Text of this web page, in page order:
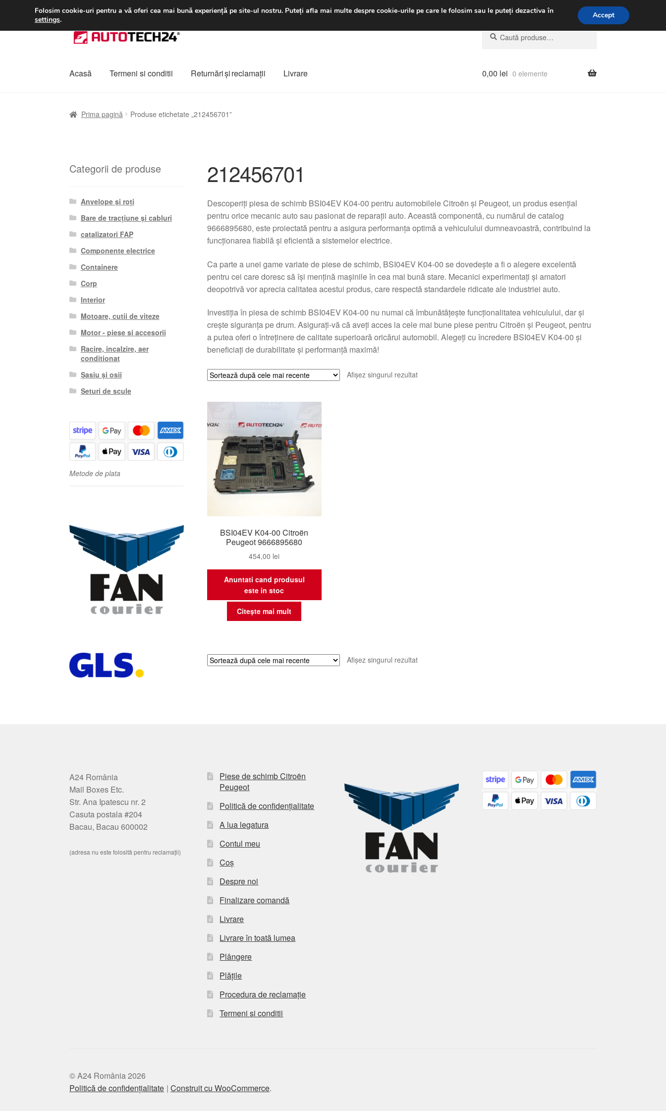
LIVRARE de la 33 lei luni-vineri 9 a.m. - 4 p.m.031 229 6816
Sari
la
Sari
la
Caută
după:
Caută
Acasă Termeni si conditii Returnări şi reclamații Livrare 0,00 lei 0 elemente
Prima pagină Produse etichetate „212456701”
212456701
Descoperiți piesa de schimb BSI04EV K04-00 pentru automobilele Citroën și Peugeot, un produs esențial
pentru orice mecanic auto sau pasionat de reparații auto. Această componentă, cu numărul de catalog
9666895680, este proiectată pentru a asigura performanța optimă a vehiculului dumneavoastră, contribuind la
funcționarea fiabilă și eficientă a sistemelor electrice.
Ca parte a unei game variate de piese de schimb, BSI04EV K04-00 se dovedește a fi o alegere excelentă
pentru cei care doresc să își mențină mașinile în cea mai bună stare. Mecanici experimentați și amatori
deopotrivă vor aprecia calitatea acestui produs, care respectă standardele ridicate ale industriei auto.
Investiția în piesa de schimb BSI04EV K04-00 nu numai că îmbunătățește funcționalitatea vehiculului, dar și
crește siguranța pe drum. Asigurați-vă că aveți acces la cele mai bune piese pentru Citroën și Peugeot, pentru
a putea oferi o întreținere de calitate superioară oricărui automobil. Alegeți cu încredere BSI04EV K04-00 și
beneficiați de durabilitate și performanță maximă!
Afișez singurul rezultat
BSI04EV K04-00 Citroën
Peugeot 9666895680
454,00 lei
Anuntati cand produsul
este in stoc
Citește mai mult
Afișez singurul rezultat
Categorii de produse
Anvelope și roți
Bare de tracțiune și cabluri
catalizatori FAP
Componente electrice
Containere
Corp
Interior
Motoare, cutii de viteze
Motor - piese si accesorii
Racire, incalzire, aer
conditionat
Șasiu și osii
Seturi de scule
Metode de plata
A24 România
Mail Boxes Etc.
Str. Ana Ipatescu nr. 2
Casuta postala #204
Bacau, Bacau 600002
(adresa nu este folosită pentru reclamații)
Piese de schimb Citroën
Peugeot
Politică de confidențialitate
A lua legatura
Contul meu
Coș
Despre noi
Finalizare comandă
Livrare
Livrare în toată lumea
Plângere
Plățile
Procedura de reclamație
Termeni si conditii
© A24 România 2026
Politică de confidențialitate Construit cu WooCommerce.
Folosim cookie-uri pentru a vă oferi cea mai bună experiență pe site-ul nostru. Puteți afla mai multe despre cookie-urile pe care le folosim sau le puteți dezactiva în
settings. Accept